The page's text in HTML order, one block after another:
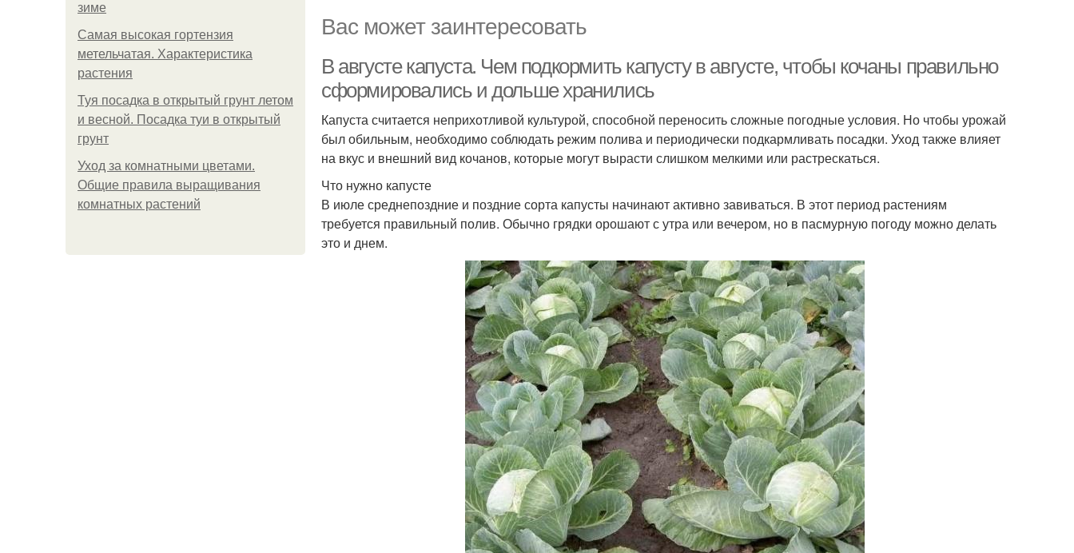
зиме
Самая высокая гортензия
метельчатая. Характеристика
растения
Туя посадка в открытый грунт летом
и весной. Посадка туи в открытый
грунт
Уход за комнатными цветами.
Общие правила выращивания
комнатных растений
Вас может заинтересовать
В августе капуста. Чем подкормить капусту в августе, чтобы кочаны правильно
сформировались и дольше хранились
Капуста считается неприхотливой культурой, способной переносить сложные погодные условия. Но чтобы урожай
был обильным, необходимо соблюдать режим полива и периодически подкармливать посадки. Уход также влияет
на вкус и внешний вид кочанов, которые могут вырасти слишком мелкими или растрескаться.
Что нужно капусте
В июле среднепоздние и поздние сорта капусты начинают активно завиваться. В этот период растениям
требуется правильный полив. Обычно грядки орошают с утра или вечером, но в пасмурную погоду можно делать
это и днем.